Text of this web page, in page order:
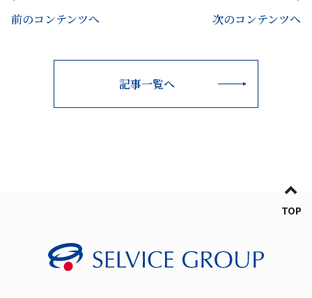
TOP
前のコンテンツへ 次のコンテンツへ
記事一覧へ